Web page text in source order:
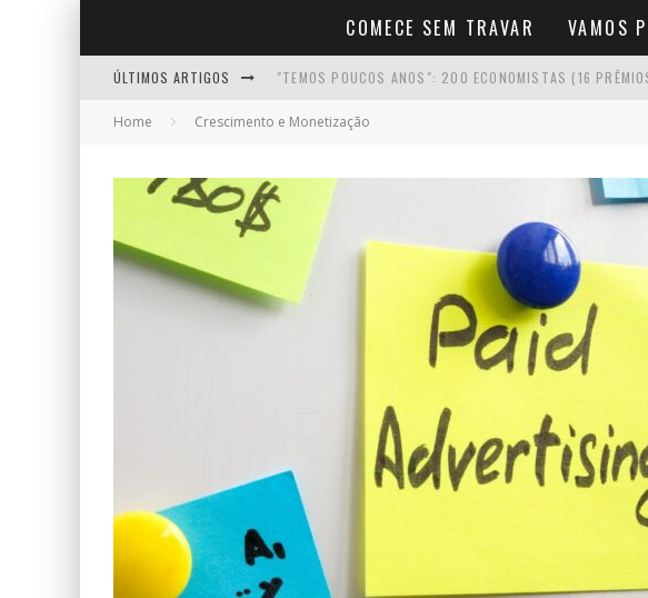
COMECE SEM TRAVAR VAMOS
ÚLTIMOS ARTIGOS "TEMOS POUCOS ANOS": 200 ECONOMISTAS (16
COMO COMEÇAR A CRIAR CONTEÚDO SE VOCÊ ODEIA
COMO MANTER A MOTIVAÇÃO NO INÍCIO SEM VER
Home Crescimento e Monetização